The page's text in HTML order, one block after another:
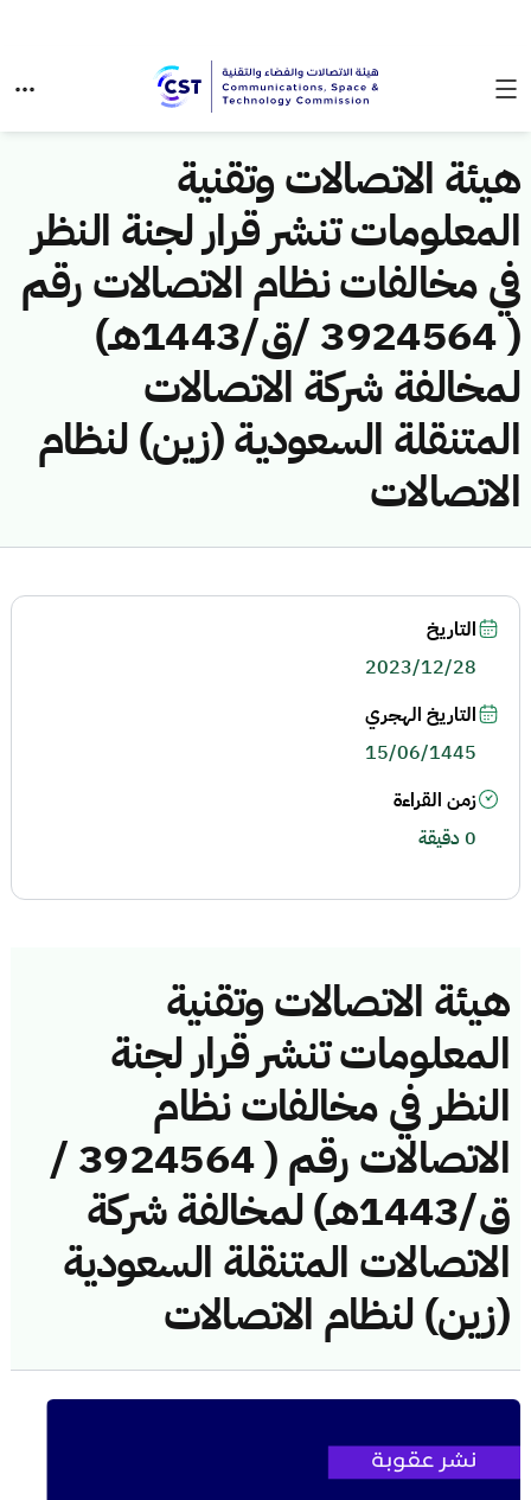
هيئة الاتصالات وتقنية
المعلومات تنشر قرار لجنة النظر
في مخالفات نظام الاتصالات رقم
( 3924564 /ق/1443هـ)
لمخالفة شركة الاتصالات
المتنقلة السعودية (زين) لنظام
الاتصالات
هيئة الاتصالات وتقنية
المعلومات تنشر قرار لجنة
النظر في مخالفات نظام
الاتصالات رقم ( 3924564 /
ق/1443هـ) لمخالفة شركة
الاتصالات المتنقلة السعودية
(زين) لنظام الاتصالات
التاريخ
2023/12/28
التاريخ الهجري
15/06/1445
زمن القراءة
0 دقيقة